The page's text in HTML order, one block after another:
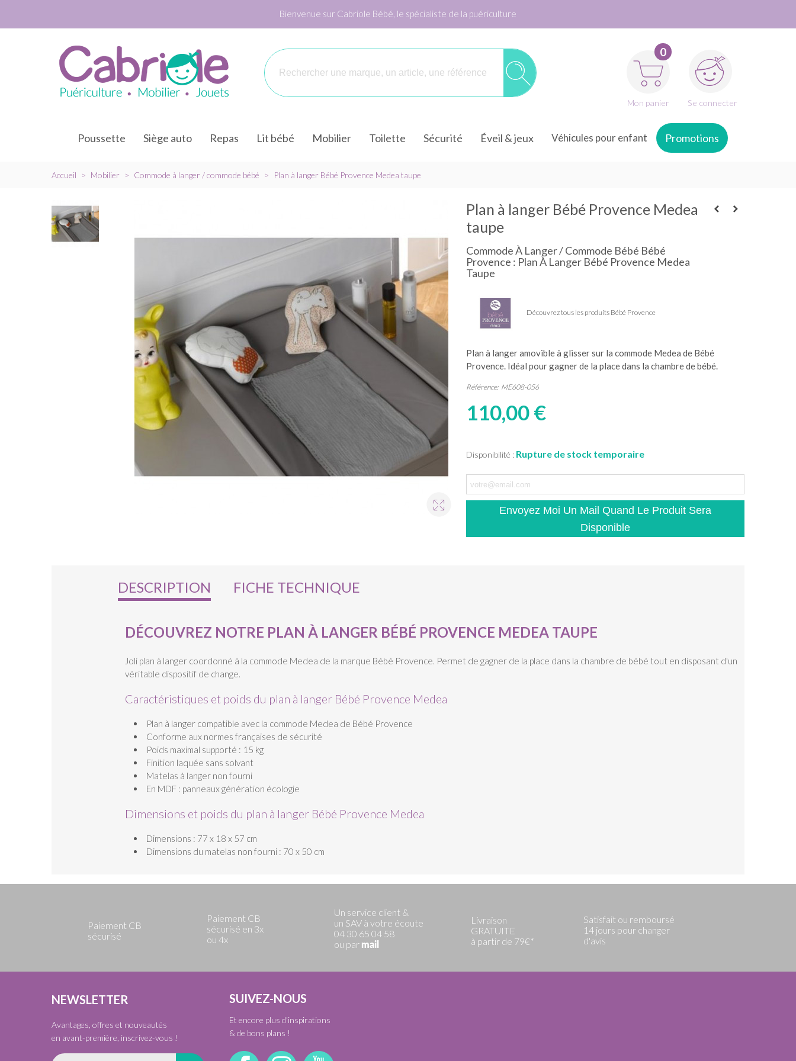
Bienvenue sur Cabriole Bébé, le spécialiste de la puériculture
0
Mon panier Se connecter
Poussette Siège auto Repas Lit bébé Mobilier Toilette Sécurité Éveil & jeux Véhicules pour enfant Promotions
Accueil > Mobilier > Commode à langer / commode bébé > Plan à langer Bébé Provence Medea taupe
Plan à langer Bébé Provence Medea
taupe
Commode À Langer / Commode Bébé Bébé
Provence : Plan À Langer Bébé Provence Medea
Taupe
Découvrez tous les produits Bébé Provence
Plan à langer amovible à glisser sur la commode Medea de Bébé
Provence. Idéal pour gagner de la place dans la chambre de bébé.
Référence: ME608-056
110,00 €
Disponibilité : Rupture de stock temporaire
Envoyez Moi Un Mail Quand Le Produit Sera
Disponible
DESCRIPTION FICHE TECHNIQUE
DÉCOUVREZ NOTRE PLAN À LANGER BÉBÉ PROVENCE MEDEA TAUPE
Joli plan à langer coordonné à la commode Medea de la marque Bébé Provence. Permet de gagner de la place dans la chambre de bébé tout en disposant d'un
véritable dispositif de change.
Caractéristiques et poids du plan à langer Bébé Provence Medea
Plan à langer compatible avec la commode Medea de Bébé Provence
Conforme aux normes françaises de sécurité
Poids maximal supporté : 15 kg
Finition laquée sans solvant
Matelas à langer non fourni
En MDF : panneaux génération écologie
Dimensions et poids du plan à langer Bébé Provence Medea
Dimensions : 77 x 18 x 57 cm
Dimensions du matelas non fourni : 70 x 50 cm
Paiement CB
sécurisé
Paiement CB
sécurisé en 3x
ou 4x
Un service client &
un SAV à votre écoute
04 30 65 04 58
ou par mail
Livraison
GRATUITE
à partir de 79€*
Satisfait ou remboursé
14 jours pour changer
d'avis
NEWSLETTER
Avantages, offres et nouveautés
en avant-première, inscrivez-vous !
SUIVEZ-NOUS
Et encore plus d'inspirations
& de bons plans !